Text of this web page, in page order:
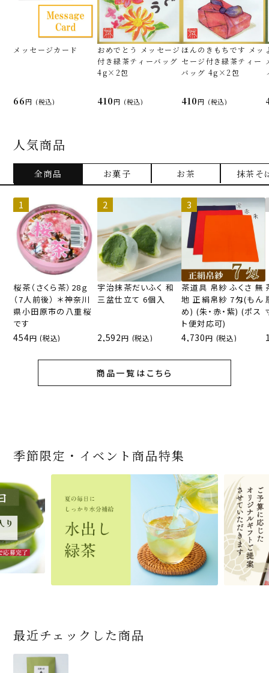
メッセージカード
66 (税込)
おめでとう メッセージ
付き緑茶ティーバッグ
4g×2包
410 (税込)
ほんのきもちです メッ
セージ付き緑茶ティー
バッグ 4g×2包
410 (税込)
人気商品
全商品 お菓子 お茶 抹茶そ
桜茶（さくら茶）28ｇ
（7人前後） ＊神奈川
県小田原市の八重桜
です
454 (税込)
宇治抹茶だいふく 和
三盆仕立て 6個入
2,592 (税込)
茶道具 帛紗 ふくさ 無
地 正絹帛紗 7匁(もん
め) (朱・赤・紫) (ポス
ト便対応可)
4,730 (税込)
商品一覧はこちら
宇治抹茶だいふく 和
三盆仕立て 6個入
2,592 (税込)
お茶屋の京都 宇治抹
1,743 (税込)
宇治抹茶 濃チーズケ
ーキ 『抹茶まる』 1セ
ット6個入
3,240 (税込)
商品一覧はこちら
桜茶（さくら茶）28ｇ
（7人前後） ＊神奈川
県小田原市の八重桜
です
454 (税込)
『釜炒りむぎ茶』 10g
324 (税込)
緑茶ティーパック（セ
ンパックシリーズ） 5g
×50袋
864 (税込)
商品一覧はこちら
宇治抹茶そば3袋・そ
ばつゆ6袋（6人前）セ
ット 化粧箱（カート
ン/ギフトボックス）
3,032 (税込)
【送料込み】宇治抹茶
そば160ｇ×2袋（4人
前）＋特撰そばつゆ4
個（ポスト便）
2,028 (税込)
宇治抹茶そば２袋・そ
ばつゆ４袋（４人前）
竹かごセット
2,278 (税込)
商品一覧はこちら
老舗茶舗の宇治抹茶
かすていらと宇治冠煎
茶の詰合せ
4,112 (税込)
宇治抹茶焼き菓子詰
4,511 (税込)
老舗茶舗のひやひやス
イーツセット 3種6個
3,356 (税込)
商品一覧はこちら
茶道具 帛紗 ふくさ 無
地 正絹帛紗 7匁(もん
め) (朱・赤・紫) (ポス
ト便対応可)
4,730 (税込)
茶道具 扇子（せんす）
扇子 利休百首 白竹 6
1,716 (税込)
おとなのお稽古セット
女子用 裏千家 茶道具
16,500 (税込)
商品一覧はこちら
季節限定・イベント商品特集
最近チェックした商品